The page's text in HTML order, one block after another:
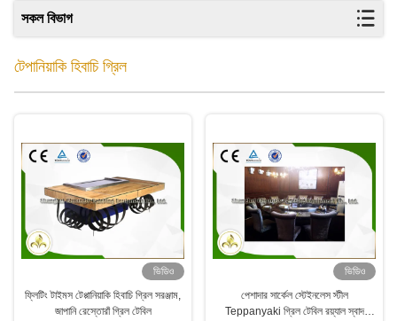
সকল বিভাগ
টেপানিয়াকি হিবাচি গ্রিল
ভিডিও
ফ্লিটিং টাইমস টেপ্পানিয়াকি হিবাচি গ্রিল সরঞ্জাম,
জাপানি রেস্তোরাঁ গ্রিল টেবিল
ভিডিও
পেশাদার সার্কেল স্টেইনলেস স্টীল
Teppanyaki গ্রিল টেবিল রয়্যাল স্বাদ